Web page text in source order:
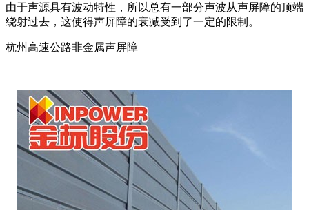
由于声源具有波动特性，所以总有一部分声波从声屏障的顶端
绕射过去，这使得声屏障的衰减受到了一定的限制。
杭州高速公路非金属声屏障